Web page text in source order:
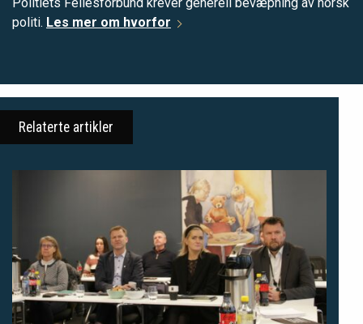
Politiets Fellesforbund krever generell bevæpning av norsk
politi. Les mer om hvorfor
Relaterte artikler